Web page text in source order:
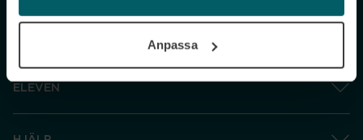
cookies. Du kan återkalla ditt samtycke när som helst.
Anpassa
ELEVEN